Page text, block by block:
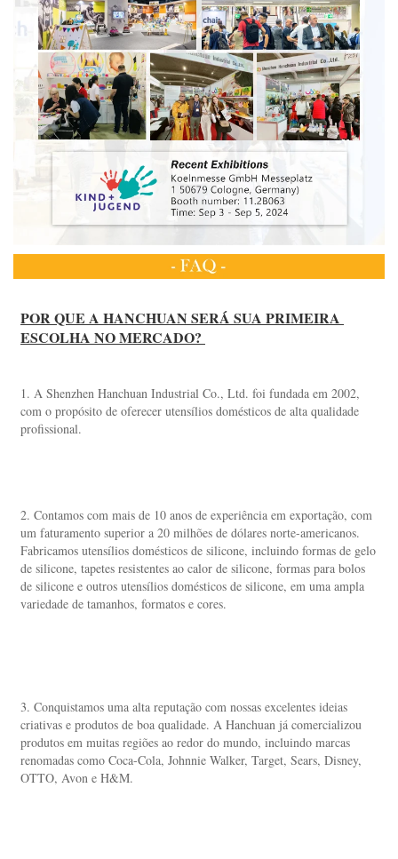
POR QUE A HANCHUAN SERÁ SUA PRIMEIRA
ESCOLHA NO MERCADO?
1. A Shenzhen Hanchuan Industrial Co., Ltd. foi fundada em 2002,
com o propósito de oferecer utensílios domésticos de alta qualidade
profissional.
2. Contamos com mais de 10 anos de experiência em exportação, com
um faturamento superior a 20 milhões de dólares norte-americanos.
Fabricamos utensílios domésticos de silicone, incluindo formas de gelo
de silicone, tapetes resistentes ao calor de silicone, formas para bolos
de silicone e outros utensílios domésticos de silicone, em uma ampla
variedade de tamanhos, formatos e cores.
3. Conquistamos uma alta reputação com nossas excelentes ideias
criativas e produtos de boa qualidade. A Hanchuan já comercializou
produtos em muitas regiões ao redor do mundo, incluindo marcas
renomadas como Coca-Cola, Johnnie Walker, Target, Sears, Disney,
OTTO, Avon e H&M.